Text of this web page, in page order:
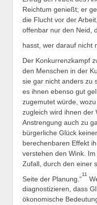
Reichtum genießt; er
die Flucht vor der
offenbar nur den Neid,
hasst, wer darauf nicht
Der Konkurrenzkampf
den Menschen in der
sie gar nicht anders zu
es ihnen ebenso gut
zugemutet würde,
zugleich wird ihnen der
Anstrengung auch zu
bürgerliche Glück
berechenbaren Effekt
verstehen den Wink.
Zufall, durch den einer
Seite der Planung.“
11
diagnostizieren, dass
ökonomische